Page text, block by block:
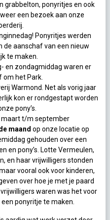
grabbelton, ponyritjes en ook
een bezoek aan onze
Ponyritjes werden
de aanschaf van een nieuw
te maken.
en zondagmiddag waren er
om het Park.
Warmond. Net als vorig jaar
kon er rondgestapt worden
pony’s.
maart t/m september
maand op onze locatie op
gehouden over een
en pony’s. Lotte Vermeulen,
en haar vrijwilligers stonden
vooral ook voor kinderen,
over hoe je met je paard
waren was het voor
ponyritje te maken.